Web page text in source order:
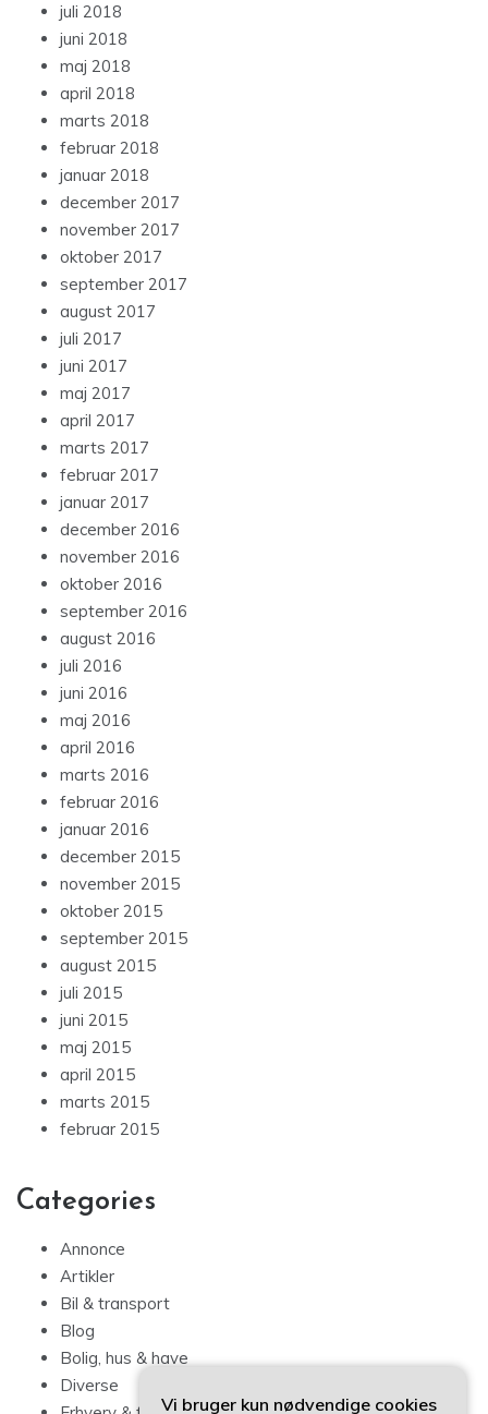
juli 2018
juni 2018
maj 2018
april 2018
marts 2018
februar 2018
januar 2018
december 2017
november 2017
oktober 2017
september 2017
august 2017
juli 2017
juni 2017
maj 2017
april 2017
marts 2017
februar 2017
januar 2017
december 2016
november 2016
oktober 2016
september 2016
august 2016
juli 2016
juni 2016
maj 2016
april 2016
marts 2016
februar 2016
januar 2016
december 2015
november 2015
oktober 2015
september 2015
august 2015
juli 2015
juni 2015
maj 2015
april 2015
marts 2015
februar 2015
Categories
Annonce
Artikler
Bil & transport
Blog
Bolig, hus & have
Diverse
Vi bruger kun nødvendige cookies